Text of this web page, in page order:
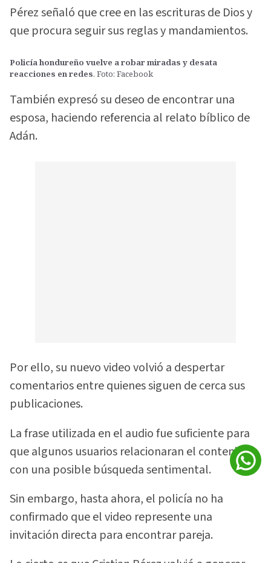
Pérez señaló que cree en las escrituras de Dios y
que procura seguir sus reglas y mandamientos.
Policía hondureño vuelve a robar miradas y desata
reacciones en redes. Foto: Facebook
También expresó su deseo de encontrar una
esposa, haciendo referencia al relato bíblico de
Adán.
Por ello, su nuevo video volvió a despertar
comentarios entre quienes siguen de cerca sus
publicaciones.
La frase utilizada en el audio fue suficiente para
que algunos usuarios relacionaran el contenido
con una posible búsqueda sentimental.
Sin embargo, hasta ahora, el policía no ha
confirmado que el video represente una
invitación directa para encontrar pareja.